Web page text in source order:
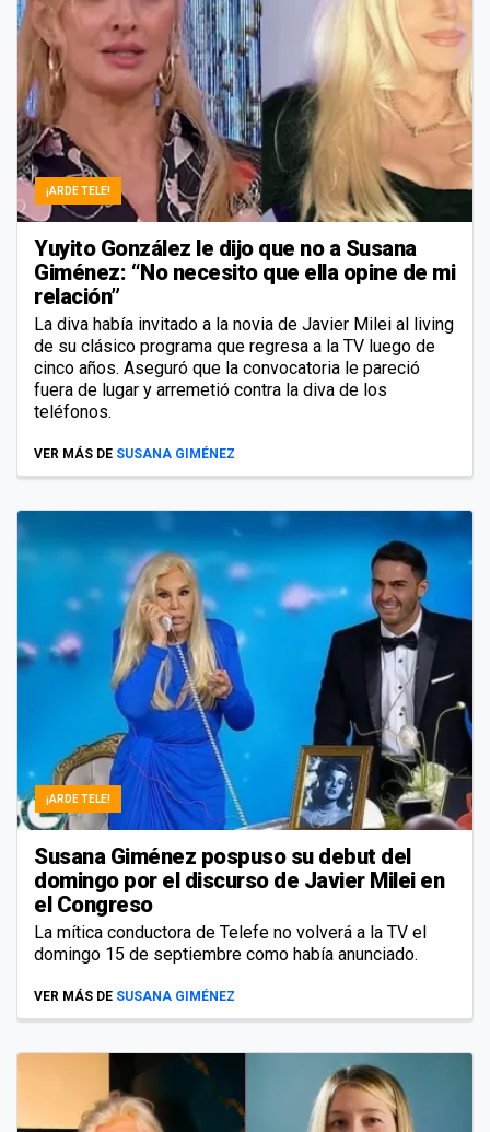
¡ARDE TELE!
Yuyito González le dijo que no a Susana
Giménez: “No necesito que ella opine de mi
relación”
La diva había invitado a la novia de Javier Milei al living
de su clásico programa que regresa a la TV luego de
cinco años. Aseguró que la convocatoria le pareció
fuera de lugar y arremetió contra la diva de los
teléfonos.
VER MÁS DE SUSANA GIMÉNEZ
¡ARDE TELE!
Susana Giménez pospuso su debut del
domingo por el discurso de Javier Milei en
el Congreso
La mítica conductora de Telefe no volverá a la TV el
domingo 15 de septiembre como había anunciado.
VER MÁS DE SUSANA GIMÉNEZ